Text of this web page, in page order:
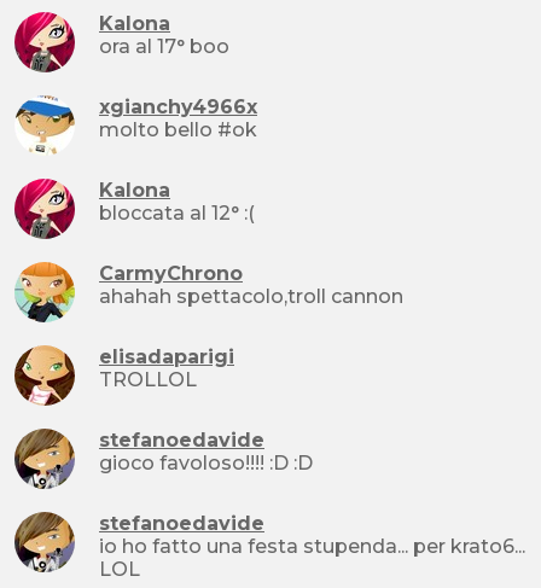
Kalona
ora al 17° boo
xgianchy4966x
molto bello #ok
Kalona
bloccata al 12° :(
CarmyChrono
ahahah spettacolo,troll cannon
elisadaparigi
TROLLOL
stefanoedavide
gioco favoloso!!!! :D :D
stefanoedavide
io ho fatto una festa stupenda... per krato6...
LOL